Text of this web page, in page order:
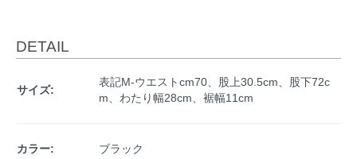
DETAIL
サイズ:
表記M-ウエストcm70、股上30.5cm、股下72c
m、わたり幅28cm、裾幅11cm
カラー: ブラック